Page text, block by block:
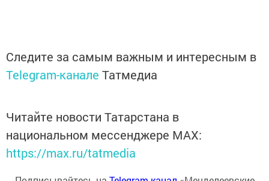
Следите за самым важным и интересным в
Telegram-канале Татмедиа
Читайте новости Татарстана в
национальном мессенджере MАХ:
https://max.ru/tatmedia